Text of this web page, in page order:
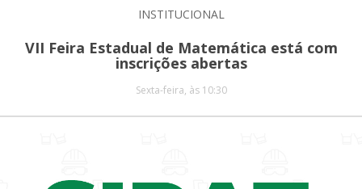
INSTITUCIONAL
VII Feira Estadual de Matemática está com
inscrições abertas
Sexta-feira, às 10:30